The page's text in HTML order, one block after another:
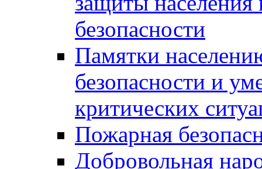
безопасности
Памятки
безопасности и
критических
Пожарная
Добровольная